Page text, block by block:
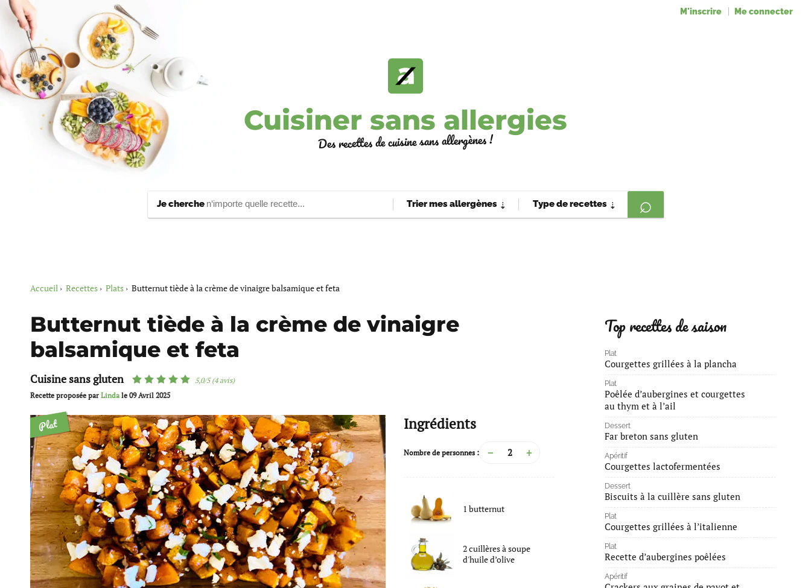
M'inscrire Me connecter
Cuisiner sans allergies
Des recettes de cuisine sans allergènes !
Je cherche Trier mes allergènes ⇣ Type de recettes ⇣
Accueil Recettes Plats Butternut tiède à la crème de vinaigre balsamique et feta
Butternut tiède à la crème de vinaigre
balsamique et feta
Cuisine sans gluten
5,0/5 (4 avis)
Recette proposée par Lindale 09 Avril 2025
Plat Ingrédients
Nombre de personnes : − +
1 butternut
2cuillères à soupe
d'huile d’olive
Top recettes de saison
Plat
Courgettes grillées à la plancha
Plat
Poêlée d’aubergines et courgettes
au thym et à l’ail
Dessert
Far breton sans gluten
Apéritif
Courgettes lactofermentées
Dessert
Biscuits à la cuillère sans gluten
Plat
Courgettes grillées à l’italienne
Plat
Recette d’aubergines poêlées
Apéritif